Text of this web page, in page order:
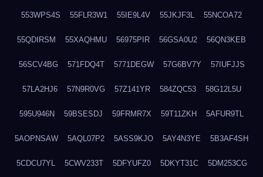
553WPS4S 55FLR3W1 55IE9L4V 55JKJF3L 55NCOA72
55QDIRSM 55XAQHMU 56975PIR 56GSA0U2 56QN3KEB
56SCV4BG 571FDQ4T 5771DEGW 57G6BV7Y 57IUFJJS
57LA2HJ6 57N9R0VG 57Z141YR 584ZQC53 58G12L5U
595U946N 59BSESDJ 59FRMR7X 59T11ZKH 5AFUR9TL
5AOPNSAW 5AQL07P2 5ASS9KJO 5AY4N3YE 5B3AF4SH
5CDCU7YL 5CWV233T 5DFYUFZ0 5DKYT31C 5DM253CG